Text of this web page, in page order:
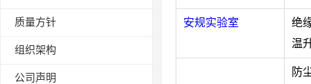
质量方针
组织架构
公司声明
安规实验室
绝
温
防